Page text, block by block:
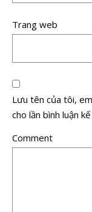
Trang web
Lưu tên của tôi,
cho lần bình luận
Comment